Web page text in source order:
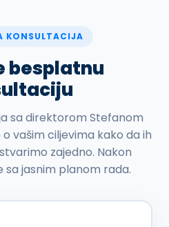
KONSULTACIJA
besplatnu
sa direktorom Stefanom
vašim ciljevima kako da ih
zajedno. Nakon
sa jasnim planom rada.